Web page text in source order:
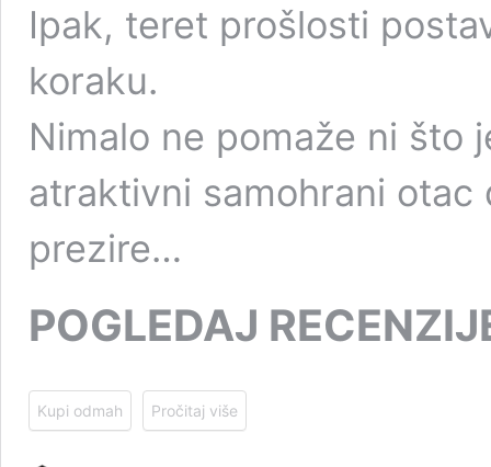
Ipak, teret prošlosti
koraku.
Nimalo ne pomaže ni što
atraktivni samohrani
prezire…
POGLEDAJ
Kupi odmah Pročitaj više